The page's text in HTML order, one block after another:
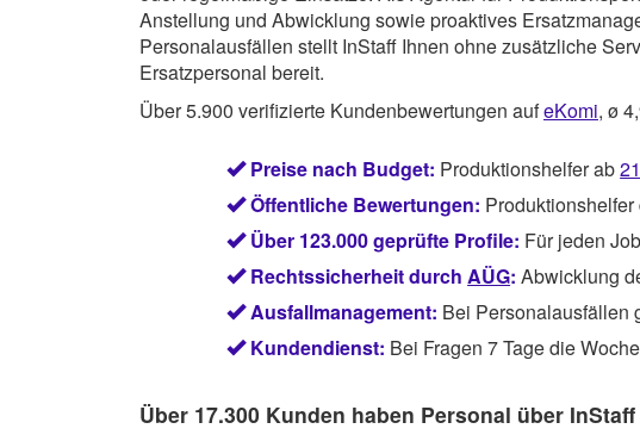
Anstellung und Abwicklung sowie proaktives
Personalausfällen stellt InStaff Ihnen ohne zusätzliche
Ersatzpersonal bereit.
Über 5.900 verifizierte Kundenbewertungen aufeKomi, ø
Preise nach Budget: Produktionshelfer ab
Öffentliche Bewertungen:
Über 123.000 geprüfte Profile: Für jeden
Rechtssicherheit durchAÜG: Abwicklung
Ausfallmanagement: Bei Personalausfällen
Kundendienst: Bei Fragen 7 Tage die
Über 17.300 Kunden haben Personal über